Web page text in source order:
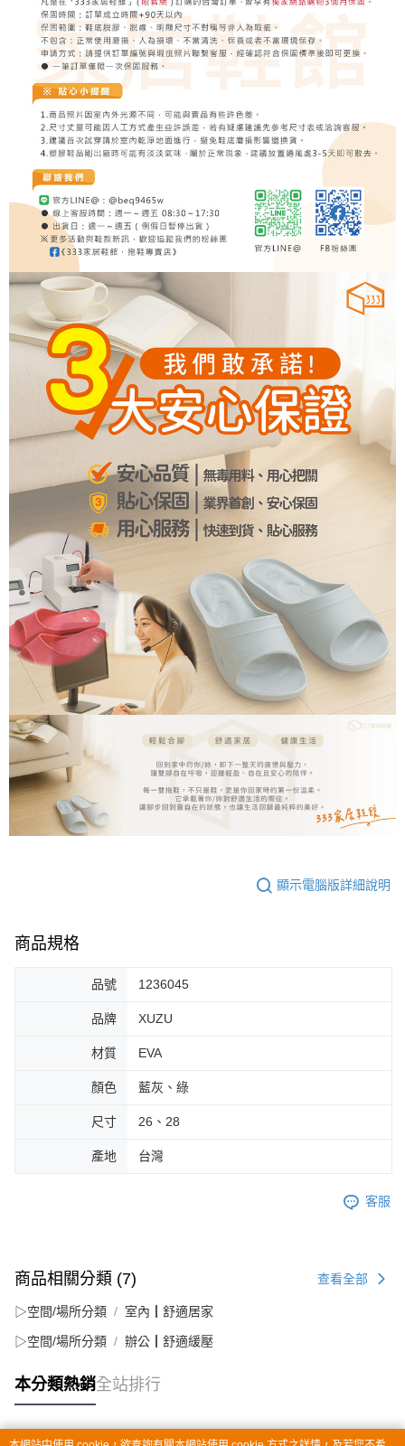
顯示電腦版詳細說明
商品規格
品號 1236045
品牌 XUZU
材質 EVA
顏色 藍灰、綠
尺寸 26、28
產地 台灣
客服
商品相關分類 (7) 查看全部
▷空間/場所分類 室內┃舒適居家
▷空間/場所分類 辦公┃舒適緩壓
本分類熱銷全站排行